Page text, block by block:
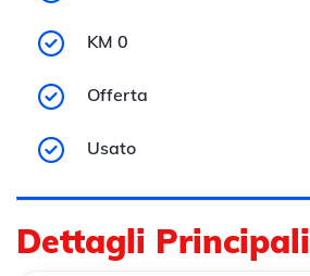
KM 0
Offerta
Usato
Dettagli Principali